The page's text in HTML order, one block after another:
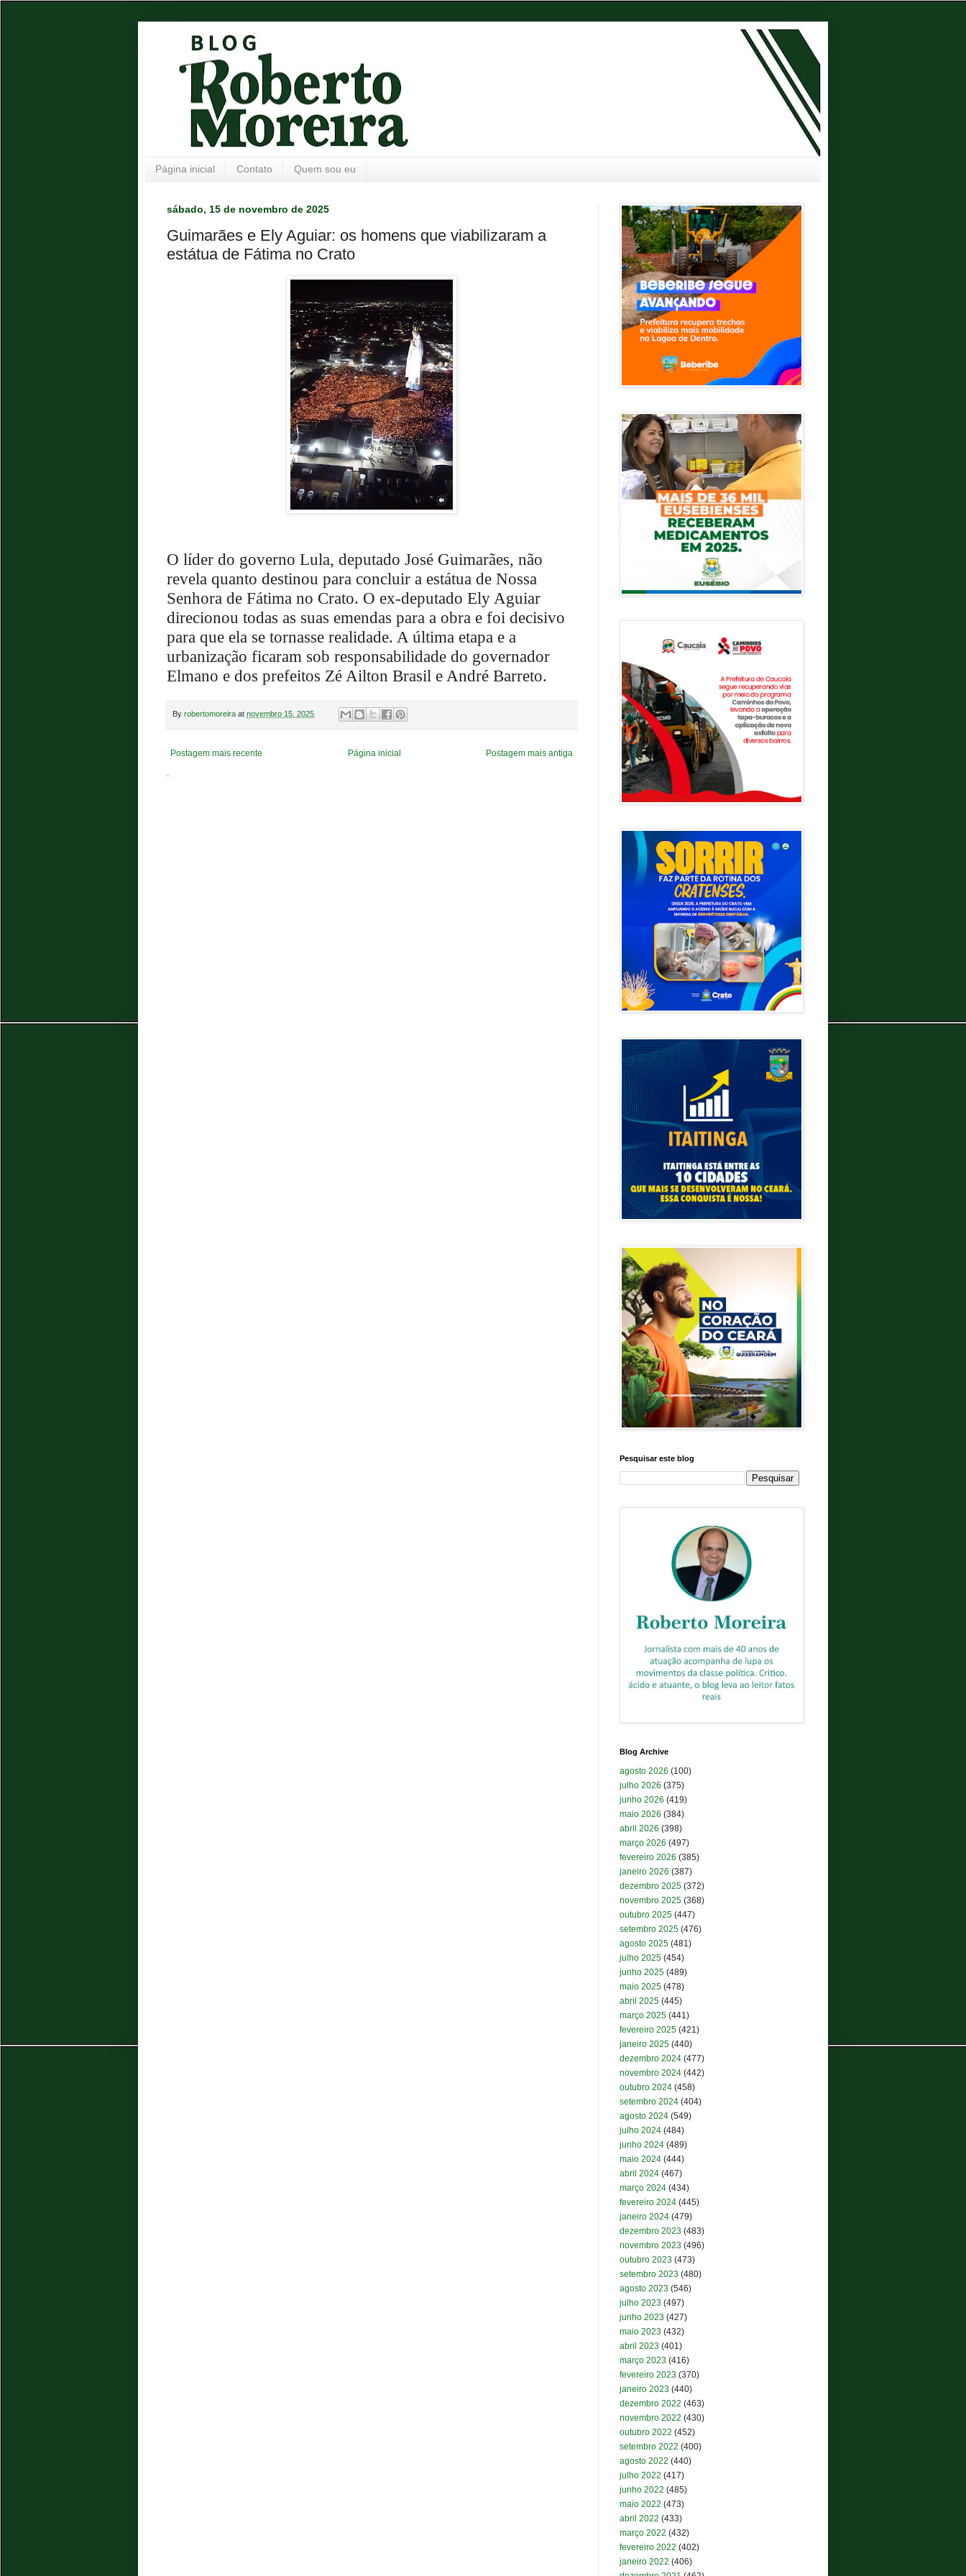
Página inicial Contato Quem sou eu
sábado, 15 de novembro de 2025
Guimarães e Ely Aguiar: os homens que viabilizaram a
estátua de Fátima no Crato
O líder do governo Lula, deputado José Guimarães, não
revela quanto destinou para concluir a estátua de Nossa
Senhora de Fátima no Crato. O ex-deputado Ely Aguiar
direcionou todas as suas emendas para a obra e foi decisivo
para que ela se tornasse realidade. A última etapa e a
urbanização ficaram sob responsabilidade do governador
Elmano e dos prefeitos Zé Ailton Brasil e André Barreto.
By robertomoreira at novembro 15, 2025
Postagem mais recente Postagem mais antiga
Página inicial
.
Pesquisar este blog
Blog Archive
agosto 2026 (100)
julho 2026 (375)
junho 2026 (419)
maio 2026 (384)
abril 2026 (398)
março 2026 (497)
fevereiro 2026 (385)
janeiro 2026 (387)
dezembro 2025 (372)
novembro 2025 (368)
outubro 2025 (447)
setembro 2025 (476)
agosto 2025 (481)
julho 2025 (454)
junho 2025 (489)
maio 2025 (478)
abril 2025 (445)
março 2025 (441)
fevereiro 2025 (421)
janeiro 2025 (440)
dezembro 2024 (477)
novembro 2024 (442)
outubro 2024 (458)
setembro 2024 (404)
agosto 2024 (549)
julho 2024 (484)
junho 2024 (489)
maio 2024 (444)
abril 2024 (467)
março 2024 (434)
fevereiro 2024 (445)
janeiro 2024 (479)
dezembro 2023 (483)
novembro 2023 (496)
outubro 2023 (473)
setembro 2023 (480)
agosto 2023 (546)
julho 2023 (497)
junho 2023 (427)
maio 2023 (432)
abril 2023 (401)
março 2023 (416)
fevereiro 2023 (370)
janeiro 2023 (440)
dezembro 2022 (463)
novembro 2022 (430)
outubro 2022 (452)
setembro 2022 (400)
agosto 2022 (440)
julho 2022 (417)
junho 2022 (485)
maio 2022 (473)
abril 2022 (433)
março 2022 (432)
fevereiro 2022 (402)
janeiro 2022 (406)